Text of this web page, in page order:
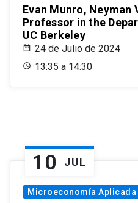
Evan Munro,
Professor in the
UC Berkeley
24 de Julio de 2024
13:35 a 14:30
10 JUL
Microeconomía Aplicada